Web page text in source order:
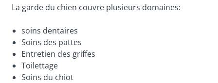
La garde du chien couvre plusieurs domaines:
soins dentaires
Soins des pattes
Entretien des griffes
Toilettage
Soins du chiot